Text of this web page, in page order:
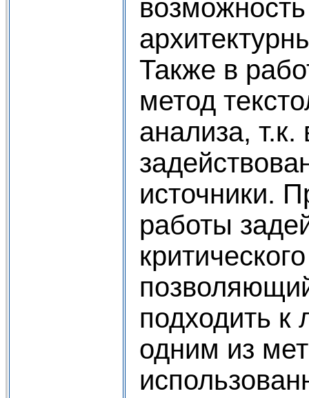
Также в
метод
анализа,
источники.
работы
подходить к
одним из